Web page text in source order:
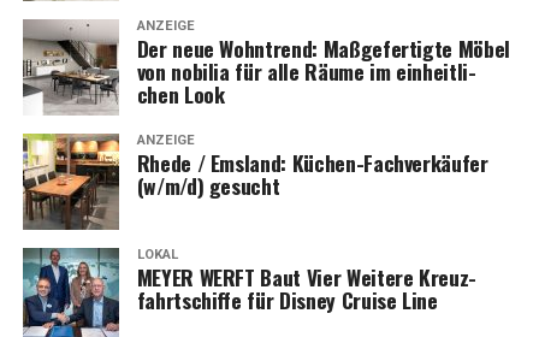
ANZEIGE
Der neue Wohn­trend: Maß­ge­fer­tig­te Möbel
von nobi­lia für alle Räu­me im ein­heit­li­
chen Look
ANZEIGE
Rhe­de / Ems­land: Küchen-Fach­ver­käu­fer
(w/m/d) gesucht
LOKAL
MEYER WERFT Baut Vier Wei­te­re Kreuz­
fahrt­schif­fe für Dis­ney Crui­se Line